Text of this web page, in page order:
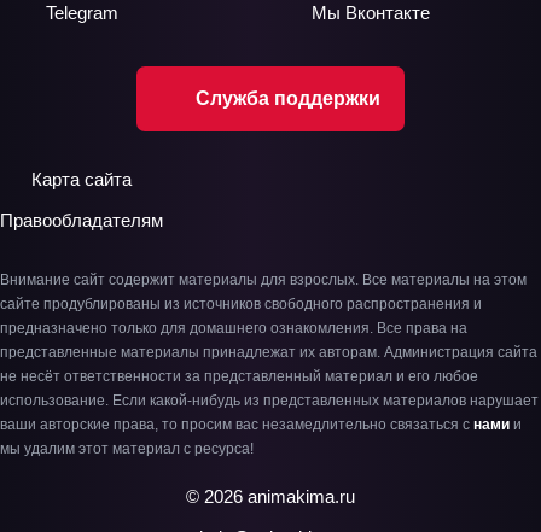
Служба поддержки
Telegram Мы Вконтакте
Карта сайта
Правообладателям
Внимание сайт содержит материалы для взрослых. Все материалы на этом
сайте продублированы из источников свободного распространения и
предназначено только для домашнего ознакомления. Все права на
представленные материалы принадлежат их авторам. Администрация сайта
не несёт ответственности за представленный материал и его любое
использование. Если какой-нибудь из представленных материалов нарушает
ваши авторские права, то просим вас незамедлительно связаться с нами и
мы удалим этот материал с ресурса!
© 2026 animakima.ru